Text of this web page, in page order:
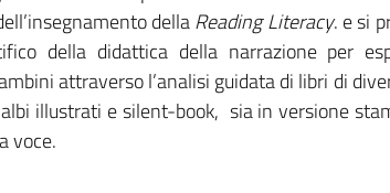
dellaReading Literacy. e si
della didattica della narrazione per
attraverso l’analisi guidata di libri di
illustrati e silent-book, sia in versione
voce.